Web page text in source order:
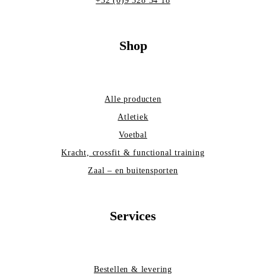
Shop
Alle producten
Atletiek
Voetbal
Kracht, crossfit & functional training
Zaal – en buitensporten
Services
Bestellen & levering